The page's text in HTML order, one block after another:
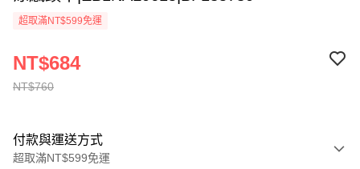
超取滿NT$599免運
NT$760
NT$684
付款與運送方式
超取滿NT$599免運